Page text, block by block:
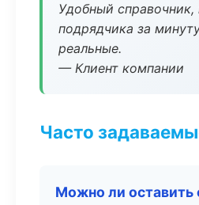
Удобный справочник,
подрядчика за
реальные.
— Клиент компании
Часто
Можно ли оставить